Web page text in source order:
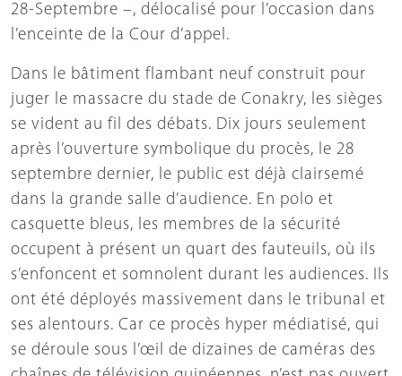
28-Septembre –, délocalisé pour l’occasion dans
l’enceinte de la Cour d’appel.
Dans le bâtiment flambant neuf construit pour
juger le massacre du stade de Conakry, les sièges
se vident au fil des débats. Dix jours seulement
après l’ouverture symbolique du procès, le 28
septembre dernier, le public est déjà clairsemé
dans la grande salle d’audience. En polo et
casquette bleus, les membres de la sécurité
occupent à présent un quart des fauteuils, où ils
s’enfoncent et somnolent durant les audiences. Ils
ont été déployés massivement dans le tribunal et
ses alentours. Car ce procès hyper médiatisé, qui
se déroule sous l’œil de dizaines de caméras des